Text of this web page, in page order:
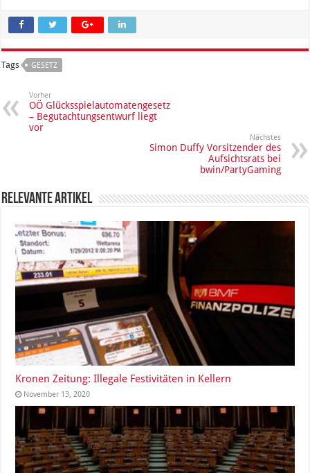
Tags GESETZ
Vorher
OÖ Glücksspielautomatengesetz
– Begutachtungsentwurf liegt
vor
Nächstes
Simon Duffy Vorsitzender des
Aufsichtsrats bei
bwin/PartyGaming
Relevante Artikel
Kronen Zeitung: Illegale Festivitäten in Kellern
November 13, 2020